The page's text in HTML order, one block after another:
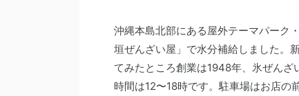
沖縄本島北部にある屋外テーマパーク・
垣ぜんざい屋」で水分補給しました。
てみたところ創業は1948年、氷ぜん
時間は12〜18時です。駐車場はお店の